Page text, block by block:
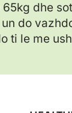
dhe
do
ti le me